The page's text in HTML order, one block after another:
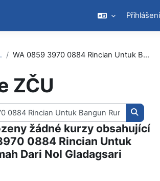
Přihlášení
Hledat WA 0859 3970 0884 Rincian Untuk Bangun Rumah Dari Nol Gladagsari Boyolali
ZČU
žádné kurzy obsahující
0884 Rincian Untuk
Dari Nol Gladagsari